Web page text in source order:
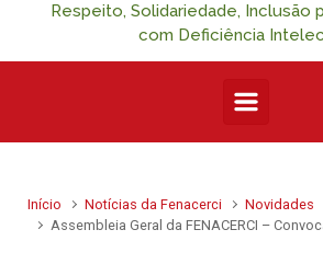
Respeito, Solidariedade, Inclusão
com Deficiência
Início Notícias da Fenacerci
Novidades
Assembleia Geral da FENACERCI –